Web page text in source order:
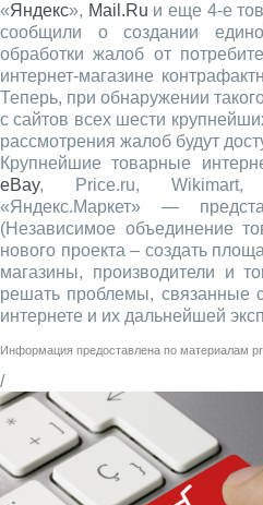
«Яндекс», Mail.Ru и еще 4-е
сообщили о создании
обработки жалоб от
интернет-магазине
Теперь, при обнаружении
с сайтов всех шести
рассмотрения жалоб будут
Крупнейшие товарные
eBay, Price.ru,
«Яндекс.Маркет» —
(Независимое объединение
нового проекта – создать
магазины, производители и
решать проблемы, связанные
интернете и их дальнейшей
Информация предоставлена по материалам
/